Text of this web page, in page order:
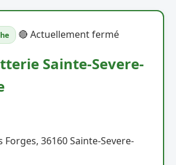
🔴 Actuellement fermé
Sainte-Severe-
Forges, 36160 Sainte-Severe-